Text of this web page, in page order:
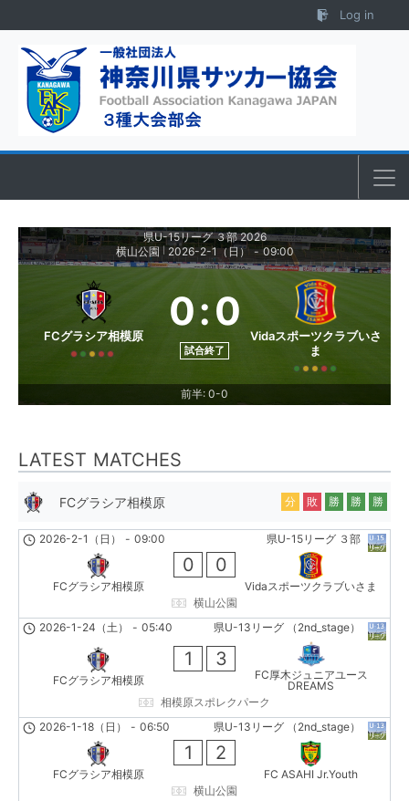
Log in
県U-15リーグ ３部 2026
横山公園
2026-2-1（日） - 09:00
FCグラシア相模原
0:0
試合終了
Vidaスポーツクラブいさ
ま
前半: 0-0
LATEST MATCHES
FCグラシア相模原 分 敗 勝 勝 勝
県U-15リーグ ３部
2026-2-1（日） - 09:00
FCグラシア相模原
0 0
Vidaスポーツクラブいさま
横山公園
県U-13リーグ （2nd_stage）
2026-1-24（土） - 05:40
FCグラシア相模原
1 3
FC厚木ジュニアユース
DREAMS
相模原スポレクパーク
県U-13リーグ （2nd_stage）
2026-1-18（日） - 06:50
FCグラシア相模原
1 2
FC ASAHI Jr.Youth
横山公園